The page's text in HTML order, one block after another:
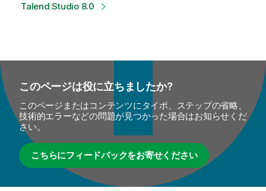
Talend Studio 8.0
このページは役に立ちましたか?
このページまたはコンテンツにタイポ、ステップの省略、
技術的エラーなどの問題が見つかった場合はお知らせくだ
さい。
こちらにフィードバックをお寄せください